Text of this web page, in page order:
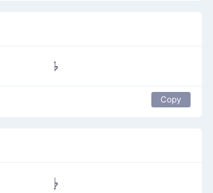
𝄬
Copy
𝄭